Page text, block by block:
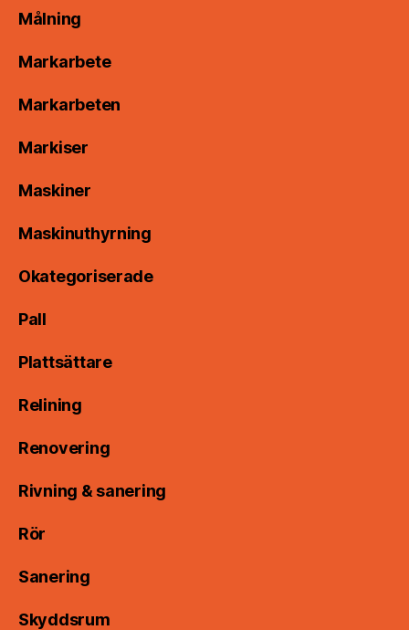
Målning
Markarbete
Markarbeten
Markiser
Maskiner
Maskinuthyrning
Okategoriserade
Pall
Plattsättare
Relining
Renovering
Rivning & sanering
Rör
Sanering
Skyddsrum